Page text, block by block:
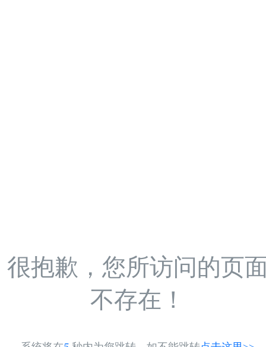
很抱歉，您所访问的页
不存在！